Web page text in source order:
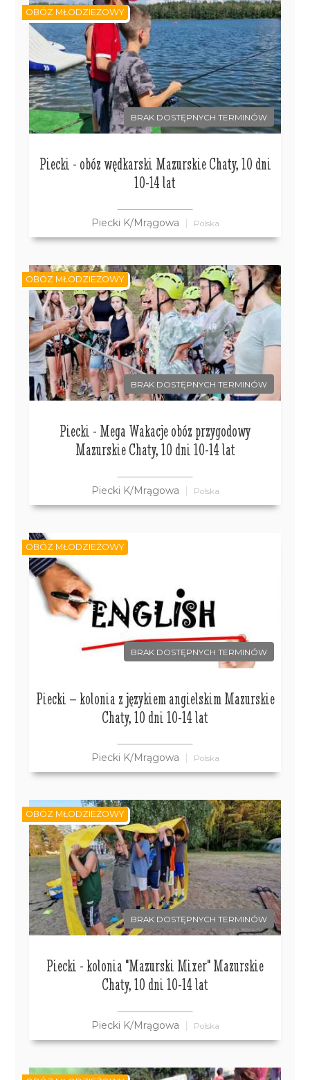
BRAK DOSTĘPNYCH TERMINÓW
Piecki - obóz wędkarski Mazurskie Chaty, 10 dni
10-14 lat
Piecki K/Mrągowa Polska
OBÓZ MŁODZIEŻOWY
BRAK DOSTĘPNYCH TERMINÓW
Piecki - Mega Wakacje obóz przygodowy
Mazurskie Chaty, 10 dni 10-14 lat
Piecki K/Mrągowa Polska
OBÓZ MŁODZIEŻOWY
BRAK DOSTĘPNYCH TERMINÓW
Piecki – kolonia z językiem angielskim Mazurskie
Chaty, 10 dni 10-14 lat
Piecki K/Mrągowa Polska
OBÓZ MŁODZIEŻOWY
BRAK DOSTĘPNYCH TERMINÓW
Piecki - kolonia "Mazurski Mixer" Mazurskie
Chaty, 10 dni 10-14 lat
Piecki K/Mrągowa Polska
OBÓZ MŁODZIEŻOWY